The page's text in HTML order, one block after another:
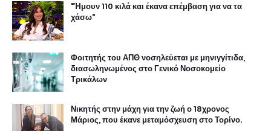
"Ήμουν 110 κιλά και έκανα επέμβαση για να τα
χάσω"
Φοιτητής του ΑΠΘ νοσηλεύεται με μηνιγγίτιδα,
διασωληνωμένος στο Γενικό Νοσοκομείο
Τρικάλων
Νικητής στην μάχη για την ζωή ο 18χρονος
Μάριος, που έκανε μεταμόσχευση στο Τορίνο.